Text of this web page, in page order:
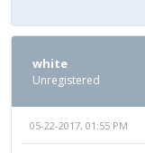
white
Unregistered
05-22-2017, 01:55 PM